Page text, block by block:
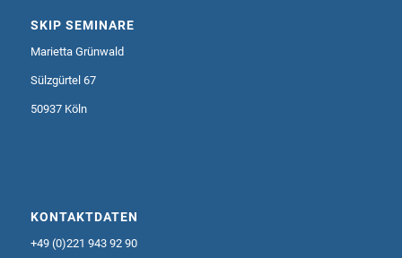
SKIP SEMINARE
Marietta Grünwald
Sülzgürtel 67
50937 Köln
KONTAKTDATEN
+49 (0)221 943 92 90